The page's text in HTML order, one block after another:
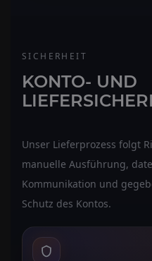
SICHERHEIT
KONTO- UND
Unser Lieferprozess folgt
manuelle Ausführung,
Kommunikation und
Schutz des Kontos.